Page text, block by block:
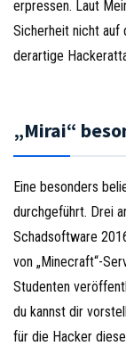
erpressen. Laut
Sicherheit nicht auf
derartige
„Mirai“
Eine besonders
durchgeführt. Drei
Schadsoftware
von „Minecraft“-
Studenten
du kannst dir
für die Hacker